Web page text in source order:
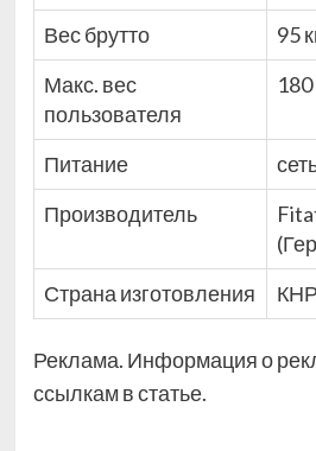
Вес брутто
95
Макс. вес
пользователя
180
Питание
Производитель
Страна изготовления
КНР
Реклама. Информация о
ссылкам в статье.